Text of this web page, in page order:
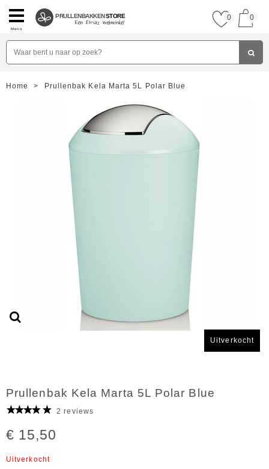
Menu
PRULLENBAKKENSTORE 0 0
Home > Prullenbak Kela Marta 5L Polar Blue
Uitverkocht
Prullenbak Kela Marta 5L Polar Blue
2 reviews
€ 15,50
Uitverkocht